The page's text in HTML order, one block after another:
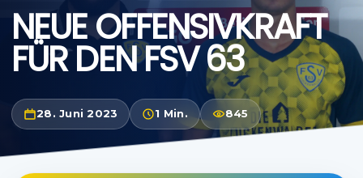
NEUE OFFENSIVKRAFT
FÜR DEN FSV 63
28. Juni 2023 1 Min. 845